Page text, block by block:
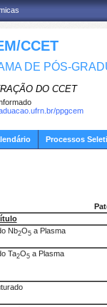
CCET
DE PÓS-
DO CCET
ppgcem
Processos
Nb2O5a Plasma
Ta2O5a Plasma